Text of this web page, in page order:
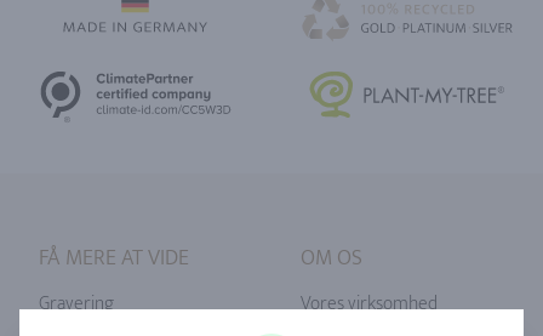
FÅ MERE AT VIDE
Gravering
OM OS
Vores virksomhed